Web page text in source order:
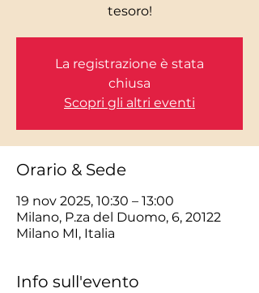
tesoro!
La registrazione è stata
chiusa
Scopri gli altri eventi
Orario & Sede
19 nov 2025, 10:30 – 13:00
Milano, P.za del Duomo, 6, 20122
Milano MI, Italia
Info sull'evento